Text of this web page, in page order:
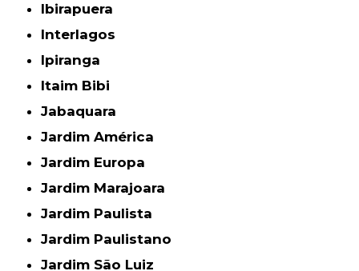
Ibirapuera
Interlagos
Ipiranga
Itaim Bibi
Jabaquara
Jardim América
Jardim Europa
Jardim Marajoara
Jardim Paulista
Jardim Paulistano
Jardim São Luiz